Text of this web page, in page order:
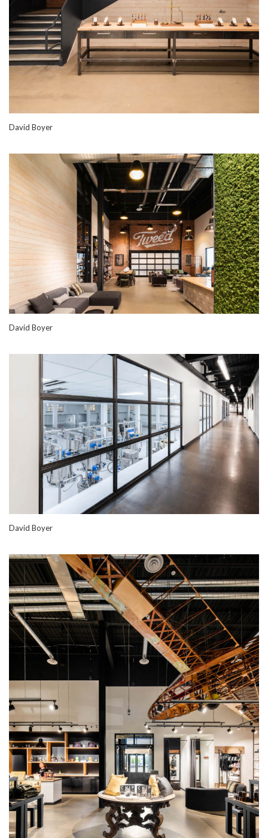
David Boyer
David Boyer
David Boyer